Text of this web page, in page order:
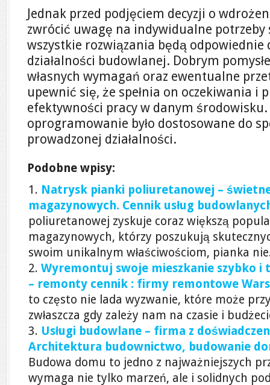
Jednak przed podjęciem decyzji o
zwrócić uwagę na indywidualne
wszystkie rozwiązania będą odpowiednie
działalności budowlanej. Dobrym
własnych wymagań oraz ewentualne
upewnić się, że spełnia on oczekiwania i
efektywności pracy w danym środowisku.
oprogramowanie było dostosowane do
prowadzonej działalności.
Podobne wpisy:
Natrysk pianki poliuretanowej –
magazynowych. Cennik usług
poliuretanowej zyskuje coraz większą
magazynowych, którzy poszukują
swoim unikalnym właściwościom, pianka
Wyremontuj swoje mieszkanie szybko i
– remonty cennik : firmy remontowe
to często nie lada wyzwanie, które może
zwłaszcza gdy zależy nam na czasie i
Usługi budowlane – firma z
Architektura budownictwo, budowanie
Budowa domu to jedno z najważniejszych
wymaga nie tylko marzeń, ale i solidnych